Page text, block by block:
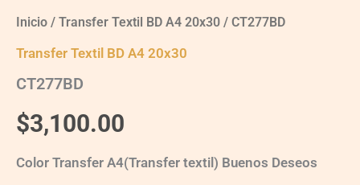
Inicio / Transfer Textil BD A4 20x30 / CT277BD
Transfer Textil BD A4 20x30
CT277BD
$3,100.00
Color Transfer A4(Transfer textil) Buenos Deseos